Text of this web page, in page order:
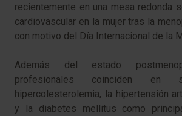
recientemente en una mesa redonda
cardiovascular en la mujer tras la
con motivo del Día Internacional de la
Además del estado
profesionales coinciden
hipercolesterolemia, la hipertensión
y la diabetes mellitus como